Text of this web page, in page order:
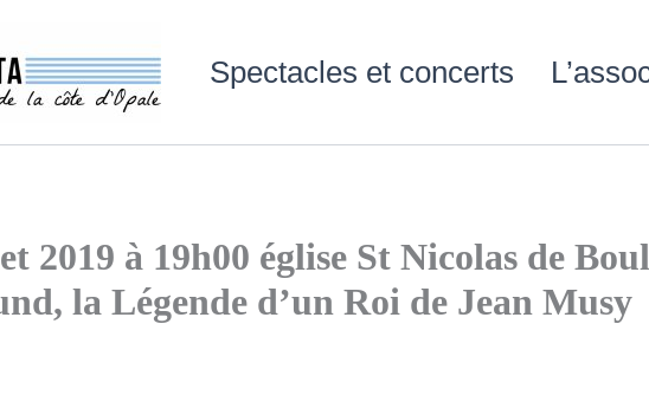
Spectacles et concerts
2019 à 19h00 église St Nicolas de
la Légende d’un Roi de Jean Musy